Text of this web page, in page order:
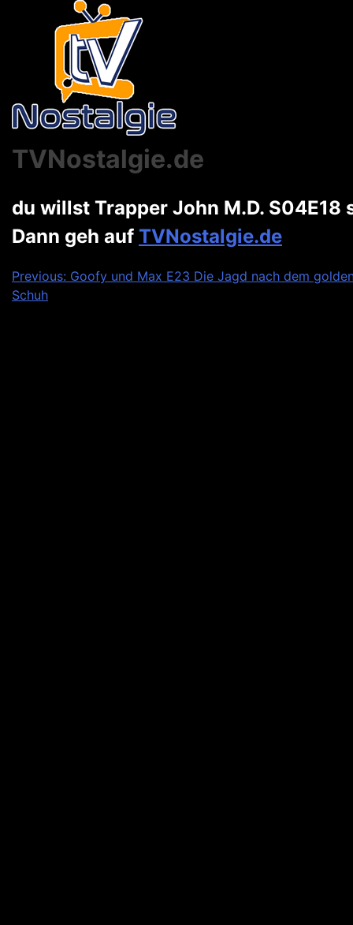
TVNostalgie.de
du willst Trapper John M.D. S04E18
Dann geh auf TVNostalgie.de
Beitragsnavigation
Previous: Goofy und Max E23 Die Jagd nach dem
Schuh